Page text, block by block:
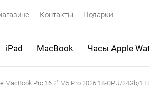
Контакты Подарки
iPad MacBook Часы Apple
MacBook Pro 16.2″ M5 Pro 2026 18-CPU/24Gb/